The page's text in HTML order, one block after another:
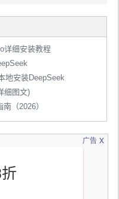
详细安装教程
地安装DeepSeek
细图文)
（2026）
广告 x